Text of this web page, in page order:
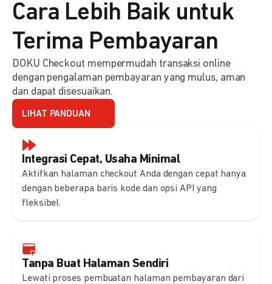
Integrasi Cepat, Usaha Minimal
Aktifkan halaman checkout Anda dengan cepat hanya
dengan beberapa baris kode dan opsi API yang
fleksibel.
Tanpa Buat Halaman Sendiri
Lewati proses pembuatan halaman pembayaran dari
Cara Lebih Baik untuk
Terima Pembayaran
DOKU Checkout mempermudah transaksi online
dengan pengalaman pembayaran yang mulus, aman
dan dapat disesuaikan.
LIHAT PANDUAN